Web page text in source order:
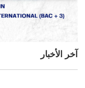
آخر الأخبار